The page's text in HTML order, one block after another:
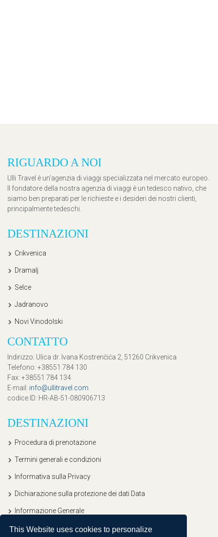
This Website uses cookies to personalize
RIGUARDO A NOI
Ulli Travel è un'agenzia di viaggi specializzata nel mercato europeo.
Il fondatore della nostra agenzia di viaggi è un tedesco nativo, che
siamo ben preparati per le richieste e i desideri dei nostri clienti,
principalmente tedeschi.
DESTINAZIONI
Crikvenica
Dramalj
Selce
Jadranovo
Novi Vinodolski
CONTATTO
Indirizzo: Ulica dr. Ivana Kostrenčića 2, 51260 Crikvenica
Telefono: +38551 784 130
Fax: +38551 784 134
E-mail: info@ullitravel.com
codice ID: HR-AB-51-080906713
DESTINAZIONI
Procedura di prenotazione
Termini generali e condizioni
Informativa sulla Privacy
Dichiarazione sulla protezione dei dati Data
Informazione Generale